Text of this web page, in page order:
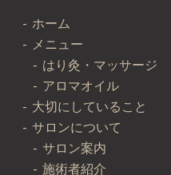
ホーム
メニュー
はり灸・マッサージ
アロマオイル
大切にしていること
サロンについて
サロン案内
施術者紹介